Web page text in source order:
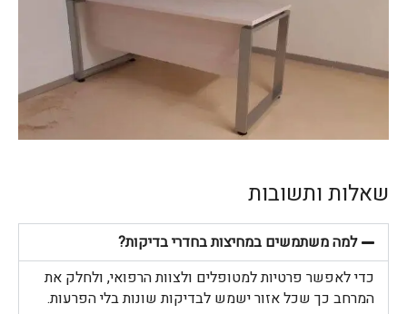
שאלות ותשובות
למה משתמשים במחיצות בחדרי בדיקות?
כדי לאפשר פרטיות למטופלים ולצוות הרפואי, ולחלק את
המרחב כך שכל אזור ישמש לבדיקות שונות בלי הפרעות.